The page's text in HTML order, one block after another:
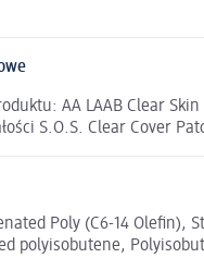
AA LAAB Clear
S.O.S. Clear Cover
Poly (C6-14 Olefin),
polyisobutene,